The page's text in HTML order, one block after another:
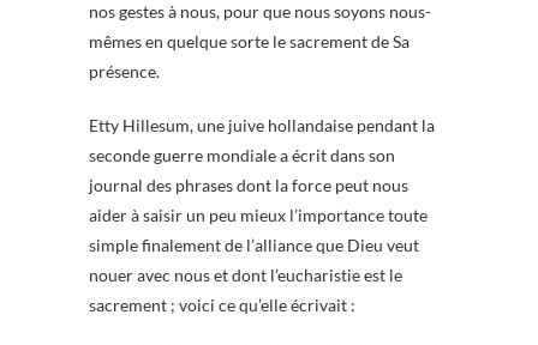
nos gestes à nous, pour que nous soyons nous-
mêmes en quelque sorte le sacrement de Sa
présence.
Etty Hillesum, une juive hollandaise pendant la
seconde guerre mondiale a écrit dans son
journal des phrases dont la force peut nous
aider à saisir un peu mieux l’importance toute
simple finalement de l’alliance que Dieu veut
nouer avec nous et dont l’eucharistie est le
sacrement ; voici ce qu’elle écrivait :